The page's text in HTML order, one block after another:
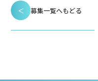
＜ 募集一覧へもどる